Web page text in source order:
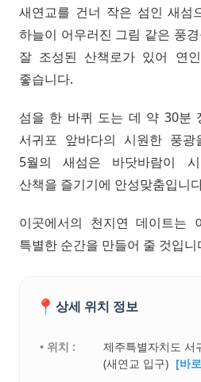
새연교를 건너 작은 섬인 새섬
하늘이 어우러진 그림 같은 풍
잘 조성된 산책로가 있어 연
좋습니다.
섬을 한 바퀴 도는 데 약 30분
서귀포 앞바다의 시원한 풍
5월의 새섬은 바닷바람이
산책을 즐기기에 안성맞춤입니
이곳에서의 천지연 데이트는
특별한 순간을 만들어 줄 것입니
📍 상세 위치 정보
• 위치 :
제주특별자치도 서
(새연교 입구) [바